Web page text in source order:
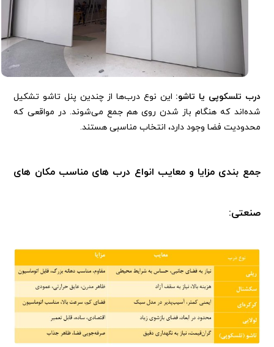
درب تلسکوپی یا تاشو: این نوع درب‌ها از چندین پنل تاشو تشکیل
شده‌اند که هنگام باز شدن روی هم جمع می‌شوند. در مواقعی که
محدودیت فضا وجود دارد، انتخاب مناسبی هستند.
جمع بندی مزایا و معایب انواع درب های مناسب مکان های
صنعتی: